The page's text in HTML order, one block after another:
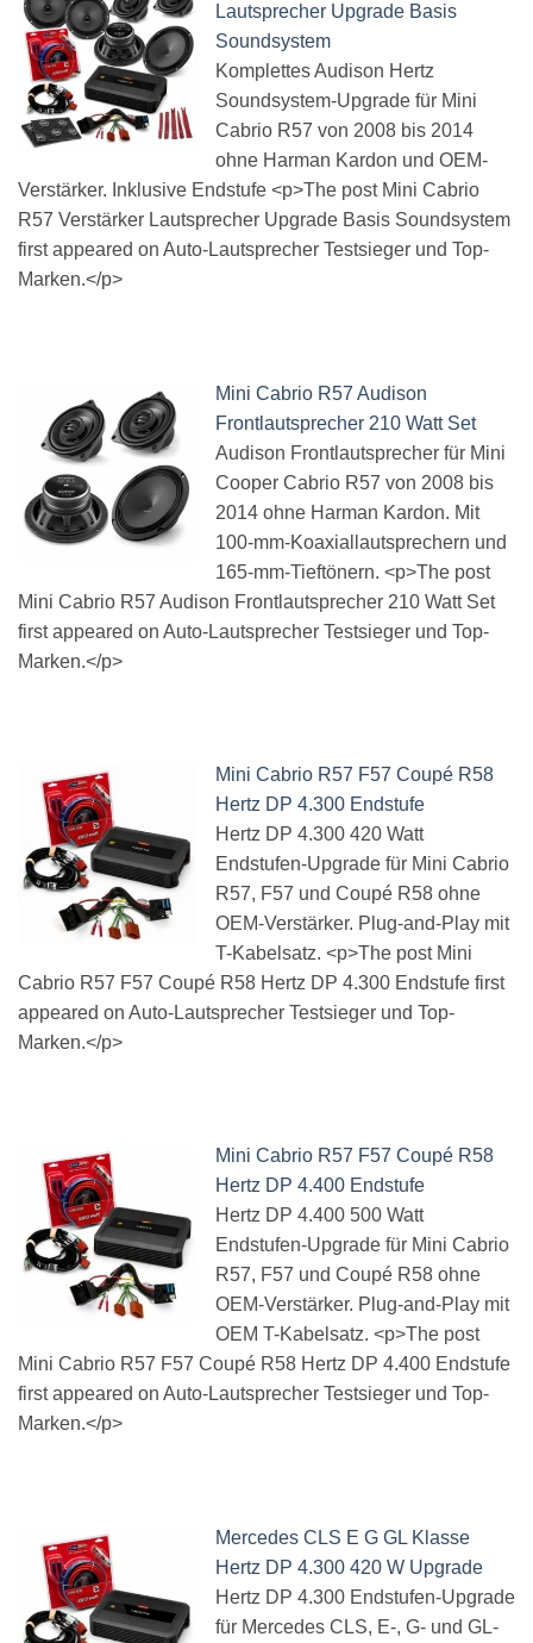
Lautsprecher Upgrade Basis
Soundsystem
Komplettes Audison Hertz
Soundsystem-Upgrade für Mini
Cabrio R57 von 2008 bis 2014
ohne Harman Kardon und OEM-
Verstärker. Inklusive Endstufe <p>The post Mini Cabrio
R57 Verstärker Lautsprecher Upgrade Basis Soundsystem
first appeared on Auto-Lautsprecher Testsieger und Top-
Marken.</p>
Mini Cabrio R57 Audison
Frontlautsprecher 210 Watt Set
Audison Frontlautsprecher für Mini
Cooper Cabrio R57 von 2008 bis
2014 ohne Harman Kardon. Mit
100-mm-Koaxiallautsprechern und
165-mm-Tieftönern. <p>The post
Mini Cabrio R57 Audison Frontlautsprecher 210 Watt Set
first appeared on Auto-Lautsprecher Testsieger und Top-
Marken.</p>
Mini Cabrio R57 F57 Coupé R58
Hertz DP 4.300 Endstufe
Hertz DP 4.300 420 Watt
Endstufen-Upgrade für Mini Cabrio
R57, F57 und Coupé R58 ohne
OEM-Verstärker. Plug-and-Play mit
T-Kabelsatz. <p>The post Mini
Cabrio R57 F57 Coupé R58 Hertz DP 4.300 Endstufe first
appeared on Auto-Lautsprecher Testsieger und Top-
Marken.</p>
Mini Cabrio R57 F57 Coupé R58
Hertz DP 4.400 Endstufe
Hertz DP 4.400 500 Watt
Endstufen-Upgrade für Mini Cabrio
R57, F57 und Coupé R58 ohne
OEM-Verstärker. Plug-and-Play mit
OEM T-Kabelsatz. <p>The post
Mini Cabrio R57 F57 Coupé R58 Hertz DP 4.400 Endstufe
first appeared on Auto-Lautsprecher Testsieger und Top-
Marken.</p>
Mercedes CLS E G GL Klasse
Hertz DP 4.300 420 W Upgrade
Hertz DP 4.300 Endstufen-Upgrade
für Mercedes CLS, E-, G- und GL-